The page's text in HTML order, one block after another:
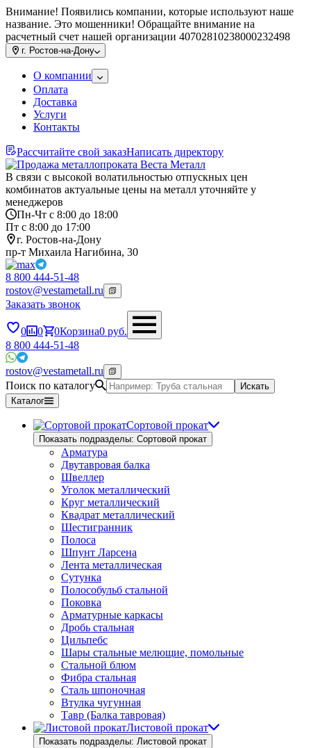
Внимание! Появились компании, которые используют наше
название. Это мошенники! Обращайте внимание на
расчетный счет нашей организации 40702810238000232498
г. Ростов-на-Дону
О компании
Оплата
Доставка
Услуги
Контакты
Рассчитайте свой заказНаписать директору
В связи с высокой волатильностью отпускных цен
комбинатов актуальные цены на металл уточняйте у
менеджеров
Пн-Чт с 8:00 до 18:00
Пт с 8:00 до 17:00
г. Ростов-на-Дону
пр-т Михаила Нагибина, 30
8 800 444-51-48
rostov@vestametall.ru
Заказать звонок
0 0 0Корзина0 руб.
8 800 444-51-48
rostov@vestametall.ru
Поиск по каталогу
Искать
Каталог
Сортовой прокат
Показать подразделы: Сортовой прокат
Арматура
Двутавровая балка
Швеллер
Уголок металлический
Круг металлический
Квадрат металлический
Шестигранник
Полоса
Шпунт Ларсена
Лента металлическая
Сутунка
Полособульб стальной
Поковка
Арматурные каркасы
Дробь стальная
Цильпебс
Шары стальные мелющие, помольные
Стальной блюм
Фибра стальная
Сталь шпоночная
Втулка чугунная
Тавр (Балка тавровая)
Листовой прокат
Показать подразделы: Листовой прокат